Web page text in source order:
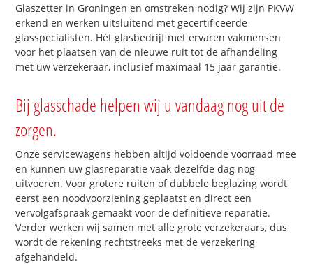
Glaszetter in Groningen en omstreken nodig? Wij zijn PKVW
erkend en werken uitsluitend met gecertificeerde
glasspecialisten. Hét glasbedrijf met ervaren vakmensen
voor het plaatsen van de nieuwe ruit tot de afhandeling
met uw verzekeraar, inclusief maximaal 15 jaar garantie.
Bij glasschade helpen wij u vandaag nog uit de
zorgen.
Onze servicewagens hebben altijd voldoende voorraad mee
en kunnen uw glasreparatie vaak dezelfde dag nog
uitvoeren. Voor grotere ruiten of dubbele beglazing wordt
eerst een noodvoorziening geplaatst en direct een
vervolgafspraak gemaakt voor de definitieve reparatie.
Verder werken wij samen met alle grote verzekeraars, dus
wordt de rekening rechtstreeks met de verzekering
afgehandeld.